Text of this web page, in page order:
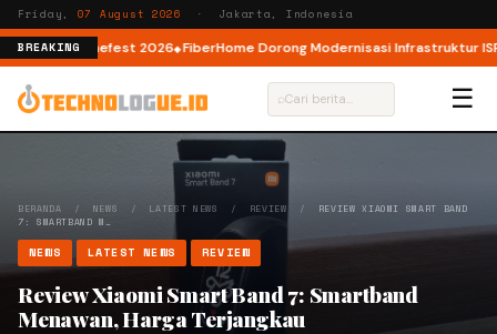
Friday, 07 August 2026 · Jakarta, Indonesia
BREAKING
AI Cinefest 2026 FiberHome Dorong Modernisasi Infrastruktur ISP
⌕ ☰
BERANDA / NEWS / LATEST NEWS / REVIEW /
REVIEW XIAOMI SMART BAND
7: SMARTBAND M…
NEWS LATEST NEWS REVIEW
Review Xiaomi Smart Band 7: Smartband
Menawan, Harga Terjangkau